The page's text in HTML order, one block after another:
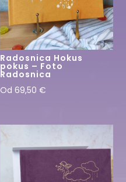
Radosnica Hokus
pokus – Foto
Radosnica
Od69,50€